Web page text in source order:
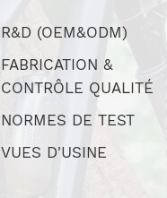
R&D (OEM&ODM)
FABRICATION &
CONTRÔLE QUALITÉ
NORMES DE TEST
VUES D'USINE